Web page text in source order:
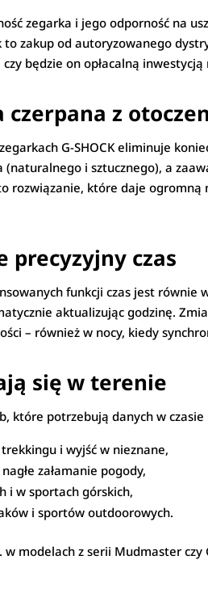
zegarka i jego odporność na
to zakup od autoryzowanego
będzie on opłacalną inwestycją
czerpana z
G-SHOCK eliminuje
(naturalnego i sztucznego), a
rozwiązanie, które daje
precyzyjny czas
funkcji czas jest
aktualizując godzinę.
– również w nocy, kiedy
się w terenie
które potrzebują danych w
i wyjść w nieznane,
załamanie pogody,
i w sportach górskich,
i sportów outdoorowych.
modelach z serii Mudmaster